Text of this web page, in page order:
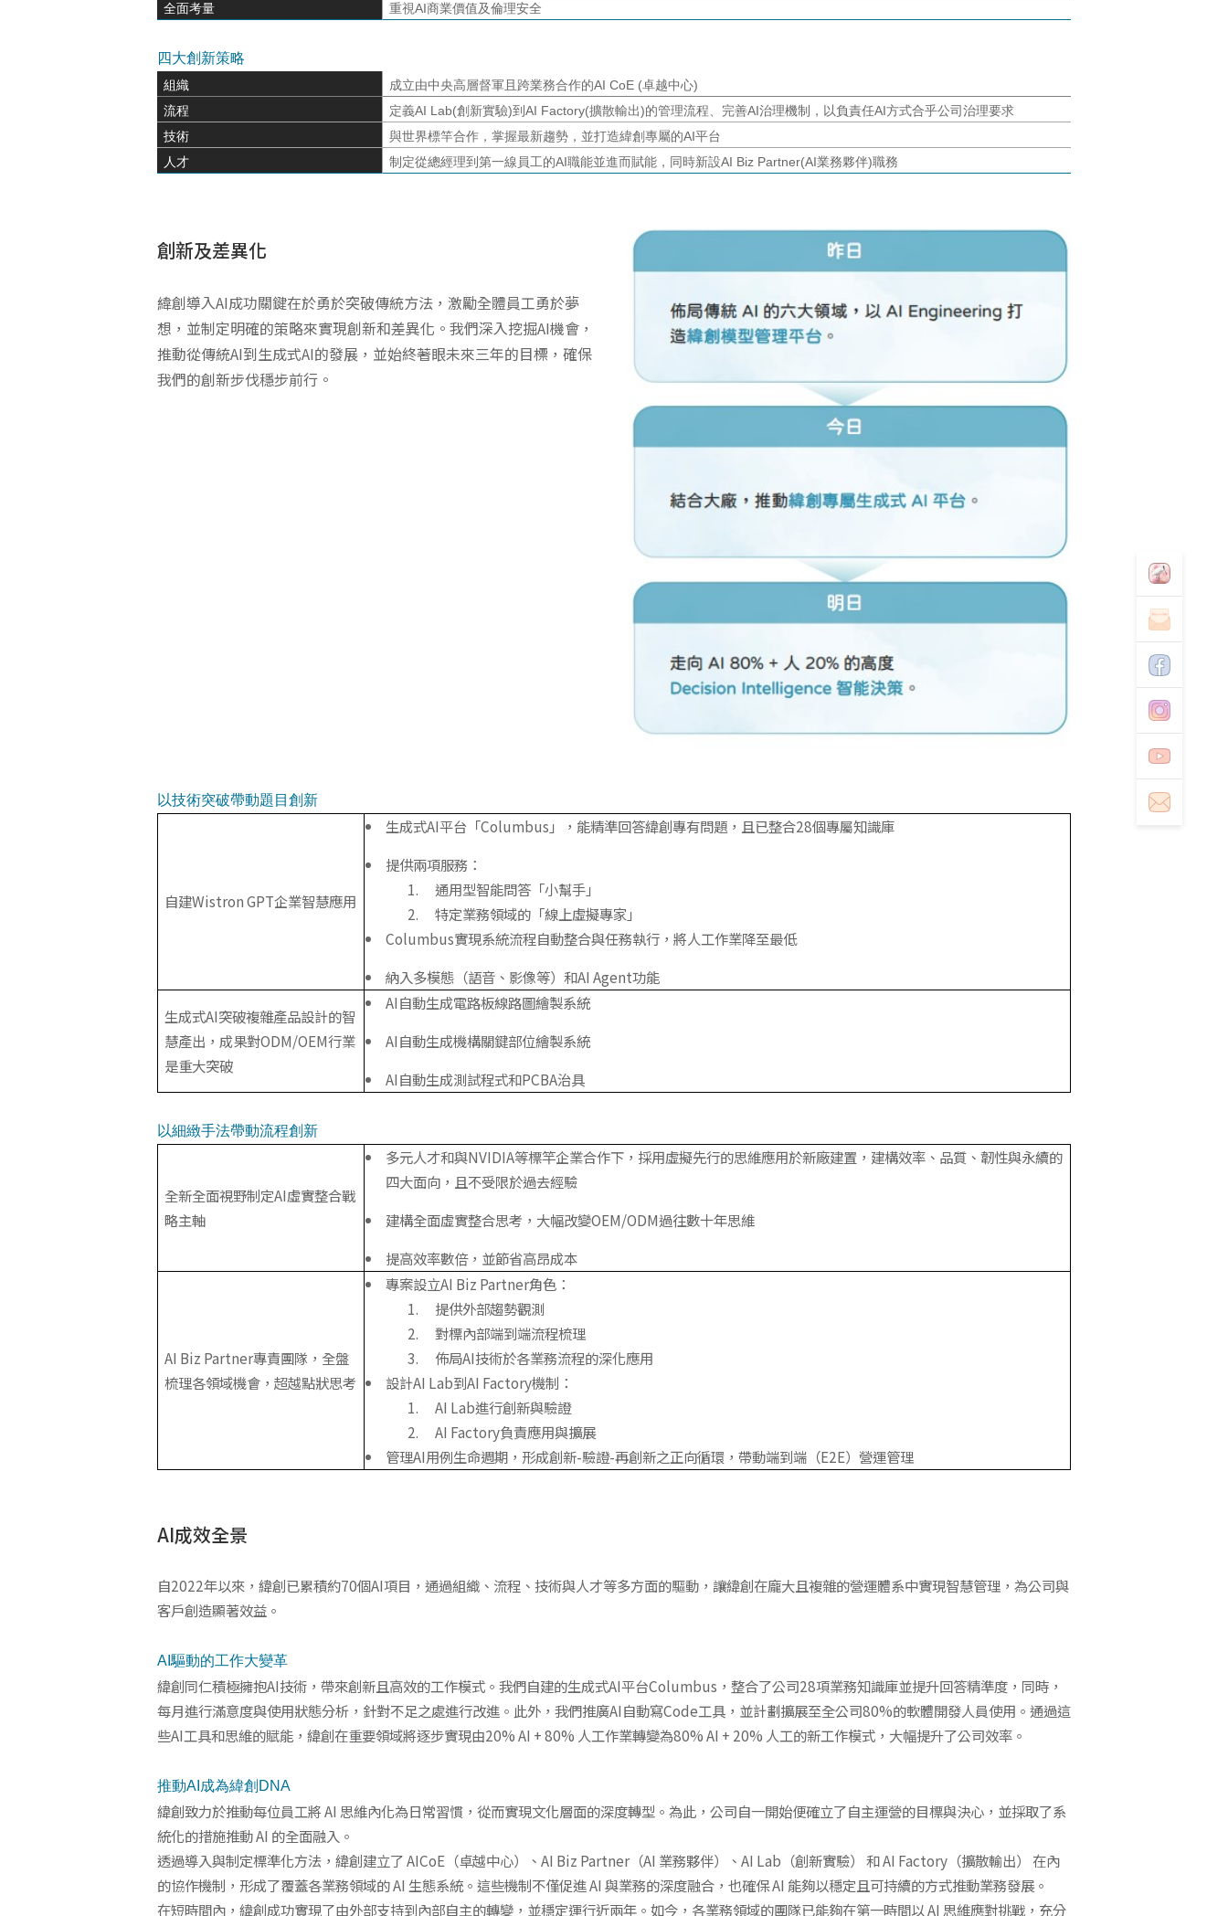
全面考量
重視AI商業價值及倫理安全
四大創新策略
組織
成立由中央高層督軍且跨業務合作的AI CoE (卓越中心)
流程
定義AI Lab(創新實驗)到AI Factory(擴散輸出)的管理流程、完善AI治理機制，以負責任AI方式合乎公司治理要求
技術
與世界標竿合作，掌握最新趨勢，並打造緯創專屬的AI平台
人才
制定從總經理到第一線員工的AI職能並進而賦能，同時新設AI Biz Partner(AI業務夥伴)職務
創新及差異化
緯創導入AI成功關鍵在於勇於突破傳統方法，激勵全體員工勇於夢
想，並制定明確的策略來實現創新和差異化。我們深入挖掘AI機會，
推動從傳統AI到生成式AI的發展，並始終著眼未來三年的目標，確保
我們的創新步伐穩步前行。
以技術突破帶動題目創新
自建Wistron GPT企業智慧應用
生成式AI平台「Columbus」，能精準回答緯創專有問題，且已整合28個專屬知識庫
提供兩項服務：
通用型智能問答「小幫手」
特定業務領域的「線上虛擬專家」
Columbus實現系統流程自動整合與任務執行，將人工作業降至最低
納入多模態（語音、影像等）和AI Agent功能
生成式AI突破複雜產品設計的智
慧產出，成果對ODM/OEM行業
是重大突破
AI自動生成電路板線路圖繪製系統
AI自動生成機構關鍵部位繪製系統
AI自動生成測試程式和PCBA治具
以細緻手法帶動流程創新
全新全面視野制定AI虛實整合戰
略主軸
多元人才和與NVIDIA等標竿企業合作下，採用虛擬先行的思維應用於新廠建置，建構效率、品質、韌性與永續的
四大面向，且不受限於過去經驗
建構全面虛實整合思考，大幅改變OEM/ODM過往數十年思維
提高效率數倍，並節省高昂成本
AI Biz Partner專責團隊，全盤
梳理各領域機會，超越點狀思考
專案設立AI Biz Partner角色：
提供外部趨勢觀測
對標內部端到端流程梳理
佈局AI技術於各業務流程的深化應用
設計AI Lab到AI Factory機制：
AI Lab進行創新與驗證
AI Factory負責應用與擴展
管理AI用例生命週期，形成創新-驗證-再創新之正向循環，帶動端到端（E2E）營運管理
AI成效全景
自2022年以來，緯創已累積約70個AI項目，通過組織、流程、技術與人才等多方面的驅動，讓緯創在龐大且複雜的營運體系中實現智慧管理，為公司與
客戶創造顯著效益。
AI 驅動的工作大變革
緯創同仁積極擁抱AI技術，帶來創新且高效的工作模式。我們自建的生成式AI平台Columbus，整合了公司28項業務知識庫並提升回答精準度，同時，
每月進行滿意度與使用狀態分析，針對不足之處進行改進。此外，我們推廣AI自動寫Code工具，並計劃擴展至全公司80%的軟體開發人員使用。通過這
些AI工具和思維的賦能，緯創在重要領域將逐步實現由20% AI + 80% 人工作業轉變為80% AI + 20% 人工的新工作模式，大幅提升了公司效率。
推動AI成為緯創DNA
緯創致力於推動每位員工將 AI 思維內化為日常習慣，從而實現文化層面的深度轉型。為此，公司自一開始便確立了自主運營的目標與決心，並採取了系
統化的措施推動 AI 的全面融入。
透過導入與制定標準化方法，緯創建立了 AICoE（卓越中心）、AI Biz Partner（AI 業務夥伴）、AI Lab（創新實驗） 和 AI Factory（擴散輸出） 在內
的協作機制，形成了覆蓋各業務領域的 AI 生態系統。這些機制不僅促進 AI 與業務的深度融合，也確保 AI 能夠以穩定且可持續的方式推動業務發展。
在短時間內，緯創成功實現了由外部支持到內部自主的轉變，並穩定運行近兩年。如今，各業務領域的團隊已能夠在第一時間以 AI 思維應對挑戰，充分